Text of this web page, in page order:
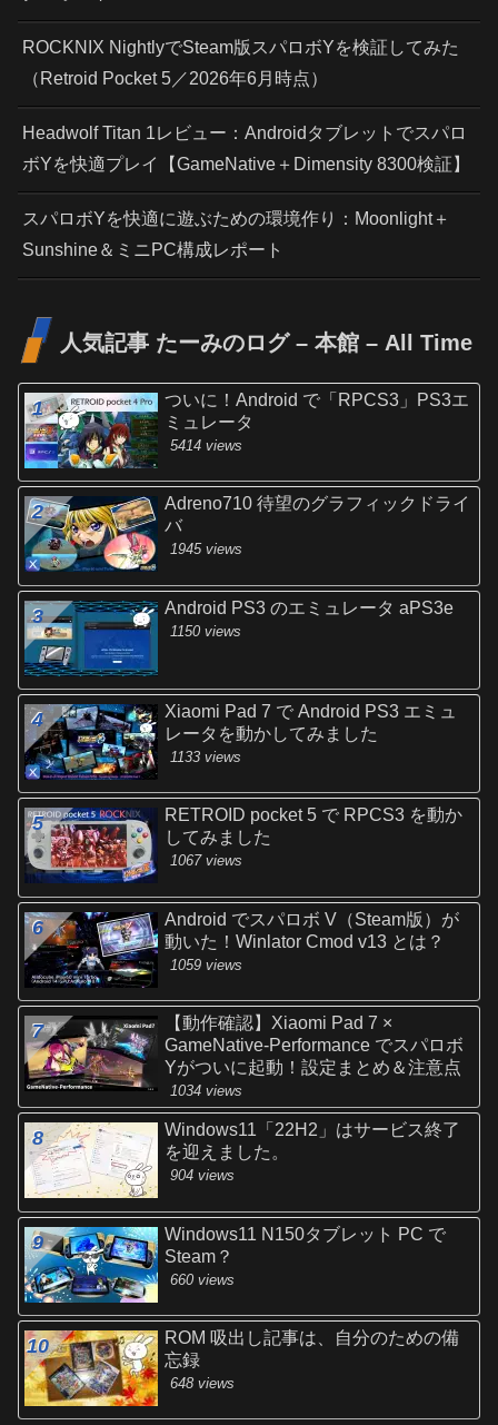
ROCKNIX NightlyでSteam版スパロボYを検証してみた
（Retroid Pocket 5／2026年6月時点）
Headwolf Titan 1レビュー：Androidタブレットでスパロ
ボYを快適プレイ【GameNative＋Dimensity 8300検証】
スパロボYを快適に遊ぶための環境作り：Moonlight＋
Sunshine＆ミニPC構成レポート
人気記事 たーみのログ – 本館 – All Time
ついに！Android で「RPCS3」PS3エ
ミュレータ
5414 views
Adreno710 待望のグラフィックドライ
バ
1945 views
Android PS3 のエミュレータ aPS3e
1150 views
Xiaomi Pad 7 で Android PS3 エミュ
レータを動かしてみました
1133 views
RETROID pocket 5 で RPCS3 を動か
してみました
1067 views
Android でスパロボ V（Steam版）が
動いた！Winlator Cmod v13 とは？
1059 views
【動作確認】Xiaomi Pad 7 ×
GameNative-Performance でスパロボ
Yがついに起動！設定まとめ＆注意点
1034 views
Windows11「22H2」はサービス終了
を迎えました。
904 views
Windows11 N150タブレット PC で
Steam？
660 views
ROM 吸出し記事は、自分のための備
忘録
648 views